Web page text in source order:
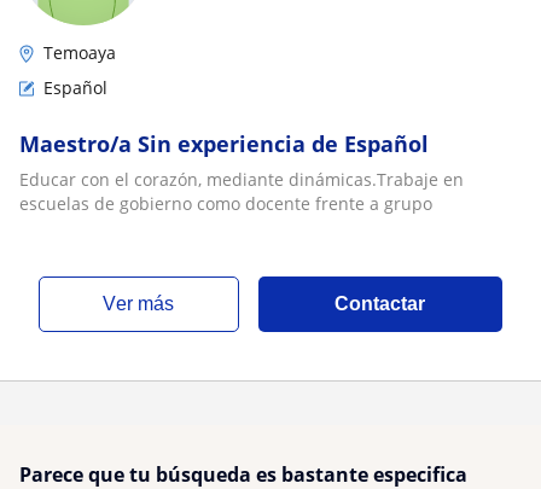
Temoaya
Español
Maestro/a Sin experiencia de Español
Educar con el corazón, mediante dinámicas.Trabaje en
escuelas de gobierno como docente frente a grupo
ver más Contactar
Parece que tu búsqueda es bastante especifica